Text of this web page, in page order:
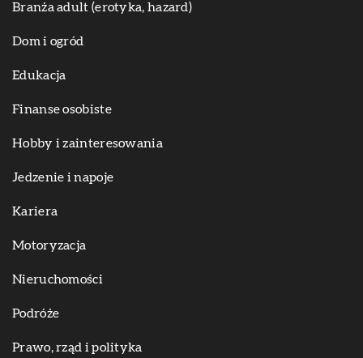
Branża adult (erotyka, hazard)
Dom i ogród
Edukacja
Finanse osobiste
Hobby i zainteresowania
Jedzenie i napoje
Kariera
Motoryzacja
Nieruchomości
Podróże
Prawo, rząd i polityka